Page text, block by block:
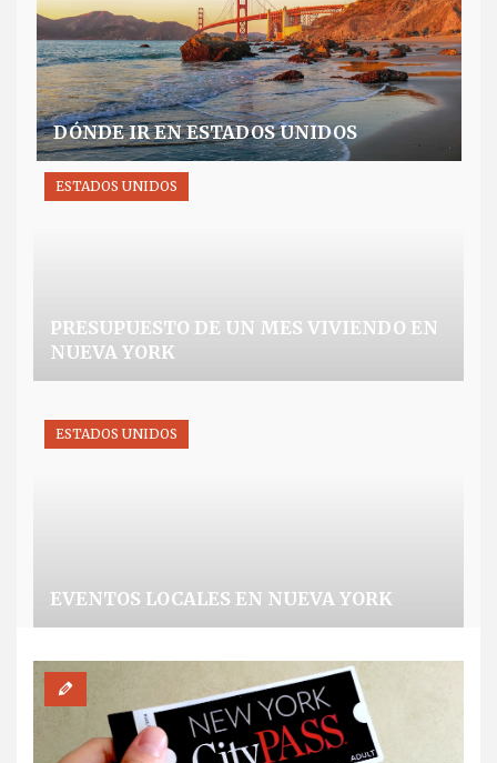
DÓNDE IR EN ESTADOS UNIDOS
PRESUPUESTO DE UN MES VIVIENDO EN
NUEVA YORK
ESTADOS UNIDOS
EVENTOS LOCALES EN NUEVA YORK
ESTADOS UNIDOS